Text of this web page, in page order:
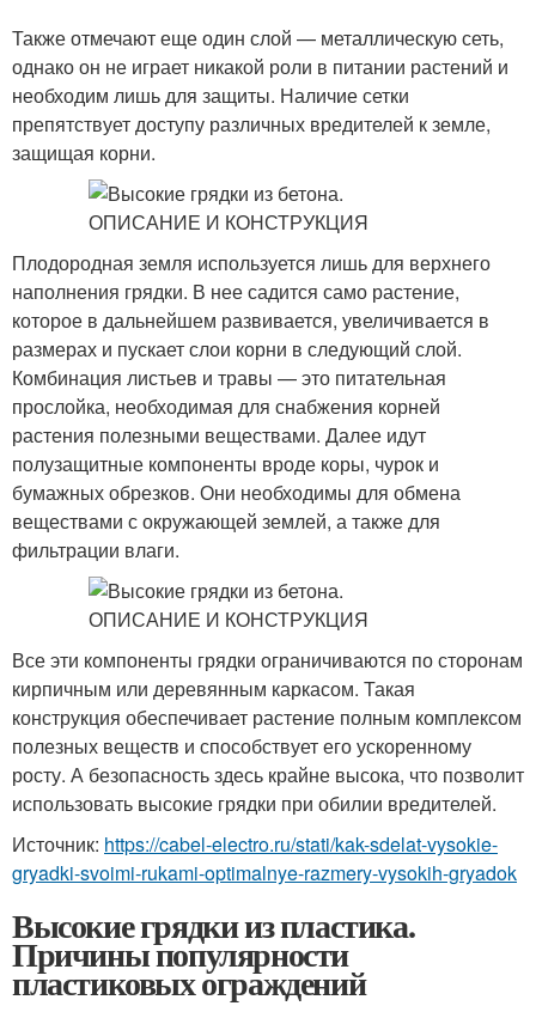
Также отмечают еще один слой — металлическую сеть,
однако он не играет никакой роли в питании растений и
необходим лишь для защиты. Наличие сетки
препятствует доступу различных вредителей к земле,
защищая корни.
Плодородная земля используется лишь для верхнего
наполнения грядки. В нее садится само растение,
которое в дальнейшем развивается, увеличивается в
размерах и пускает слои корни в следующий слой.
Комбинация листьев и травы — это питательная
прослойка, необходимая для снабжения корней
растения полезными веществами. Далее идут
полузащитные компоненты вроде коры, чурок и
бумажных обрезков. Они необходимы для обмена
веществами с окружающей землей, а также для
фильтрации влаги.
Все эти компоненты грядки ограничиваются по сторонам
кирпичным или деревянным каркасом. Такая
конструкция обеспечивает растение полным комплексом
полезных веществ и способствует его ускоренному
росту. А безопасность здесь крайне высока, что позволит
использовать высокие грядки при обилии вредителей.
Источник: https://cabel-electro.ru/stati/kak-sdelat-vysokie-
gryadki-svoimi-rukami-optimalnye-razmery-vysokih-gryadok
Высокие грядки из пластика.
Причины популярности
пластиковых ограждений